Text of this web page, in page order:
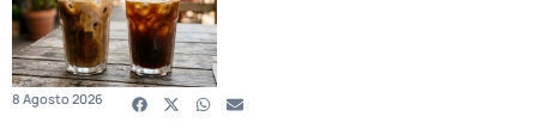
8 Agosto 2026